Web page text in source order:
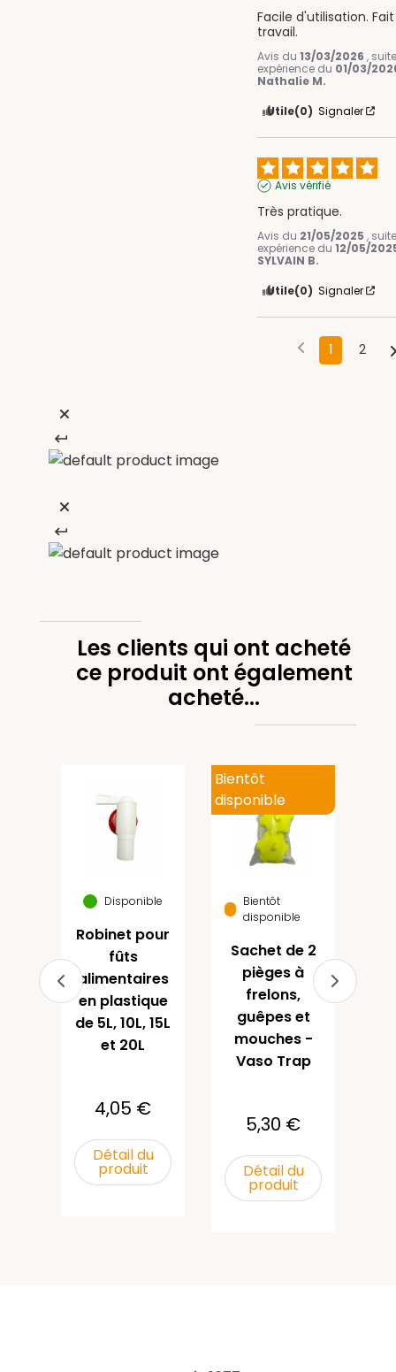
Facile d'utilisation.
travail.
Avis du13/03/2026 ,
expérience du 01/03/
Nathalie M.
Utile(0) Signaler
Avis vérifié
Très pratique.
Avis du 21/05/2025 ,
expérience du12/05/
SYLVAIN B.
Utile(0) Signaler
1 2
Les clients qui ont acheté
ce produit ont également
acheté...
Disponible
Robinet pour
fûts
alimentaires
en plastique
de 5L, 10L, 15L
et 20L
4,05 €
Détail du
produit
Bientôt
disponible
Sachet de 2
pièges à
frelons,
guêpes et
mouches -
Vaso Trap
5,30 €
Détail du
produit
Bientôt
disponible